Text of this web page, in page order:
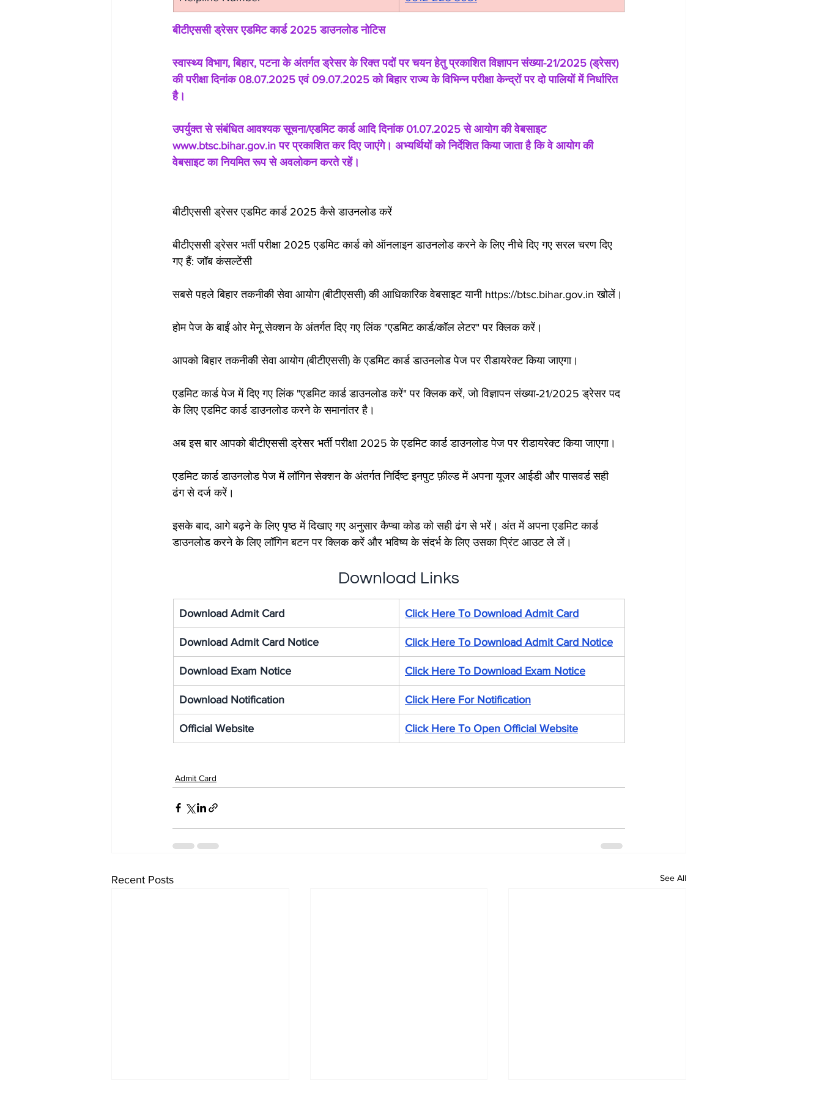
बीटीएससी ड्रेसर एडमिट कार्ड 2025 डाउनलोड नोटिस
स्वास्थ्य विभाग, बिहार, पटना के अंतर्गत ड्रेसर के रिक्त पदों पर चयन हेतु प्रकाशित विज्ञापन संख्या-21/2025 (ड्रेसर)
की परीक्षा दिनांक 08.07.2025 एवं 09.07.2025 को बिहार राज्य के विभिन्न परीक्षा केन्द्रों पर दो पालियों में निर्धारित
है।
उपर्युक्त से संबंधित आवश्यक सूचना/एडमिट कार्ड आदि दिनांक 01.07.2025 से आयोग की वेबसाइट
www.btsc.bihar.gov.in पर प्रकाशित कर दिए जाएंगे। अभ्यर्थियों को निर्देशित किया जाता है कि वे आयोग की
वेबसाइट का नियमित रूप से अवलोकन करते रहें।
बीटीएससी ड्रेसर एडमिट कार्ड 2025 कैसे डाउनलोड करें
बीटीएससी ड्रेसर भर्ती परीक्षा 2025 एडमिट कार्ड को ऑनलाइन डाउनलोड करने के लिए नीचे दिए गए सरल चरण दिए
गए हैं: जॉब कंसल्टेंसी
सबसे पहले बिहार तकनीकी सेवा आयोग (बीटीएससी) की आधिकारिक वेबसाइट यानी https://btsc.bihar.gov.in खोलें।
होम पेज के बाईं ओर मेनू सेक्शन के अंतर्गत दिए गए लिंक "एडमिट कार्ड/कॉल लेटर" पर क्लिक करें।
आपको बिहार तकनीकी सेवा आयोग (बीटीएससी) के एडमिट कार्ड डाउनलोड पेज पर रीडायरेक्ट किया जाएगा।
एडमिट कार्ड पेज में दिए गए लिंक "एडमिट कार्ड डाउनलोड करें" पर क्लिक करें, जो विज्ञापन संख्या-21/2025 ड्रेसर पद
के लिए एडमिट कार्ड डाउनलोड करने के समानांतर है।
अब इस बार आपको बीटीएससी ड्रेसर भर्ती परीक्षा 2025 के एडमिट कार्ड डाउनलोड पेज पर रीडायरेक्ट किया जाएगा।
एडमिट कार्ड डाउनलोड पेज में लॉगिन सेक्शन के अंतर्गत निर्दिष्ट इनपुट फ़ील्ड में अपना यूजर आईडी और पासवर्ड सही
ढंग से दर्ज करें।
इसके बाद, आगे बढ़ने के लिए पृष्ठ में दिखाए गए अनुसार कैप्चा कोड को सही ढंग से भरें। अंत में अपना एडमिट कार्ड
डाउनलोड करने के लिए लॉगिन बटन पर क्लिक करें और भविष्य के संदर्भ के लिए उसका प्रिंट आउट ले लें।
Download Links
Download Admit Card Click Here To Download Admit Card
Download Admit Card Notice Click Here To Download Admit Card Notice
Download Exam Notice Click Here To Download Exam Notice
Download Notification Click Here For Notification
Official Website Click Here To Open Official Website
Admit Card
Recent Posts See All